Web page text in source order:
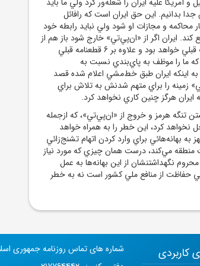
بدانيم. اين حق ايران است که رافائل
محاکمه و مجازات او شود ولي نبايد رابطه خود
ايران اگر از «ان‌پي‌تي» خارج شود باز هم از
نظر بين‌المللي ملزم به پاي‌بندي به تعهدات قبلي خواهد بود و علاوه بر 6 قطعنامه قبلي
ما را موظف به پاي‌بندي نسبت به
به اينکه ايران طبق خط‌مشي اعلام شده قصد
زمينه را براي متهم شدنش به تلاش براي
هرگز چنين کاري نخواهد کرد.
تنگه هرمز و خروج از «ان‌پي‌تي»، که ازجمله
نخواهد کرد، اين خطر را به همراه خواهد
بهانه‌هائي براي وارد کردن اتهام تشنج‌زائي
منطقه مي‌کند، درست همان چيزي که مورد نياز
نگهداشتنشان از اين بهانه‌ها به عمل
حفاظت از منافع ملي کشور است نه به خطر
شماره های تماس روزنامه جمهوری
کاربردی